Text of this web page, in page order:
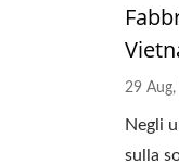
29
Negli
sulla